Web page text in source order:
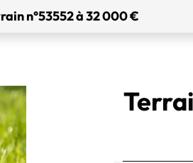
n°53552 à 32 000 €